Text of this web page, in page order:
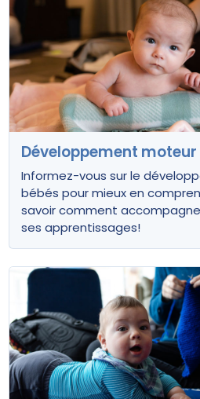
Développement
Informez-vous sur le
bébés pour mieux en
savoir comment
ses apprentissages!